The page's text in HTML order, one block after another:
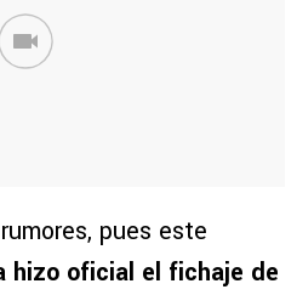
pues este
hizo oficial el fichaje de